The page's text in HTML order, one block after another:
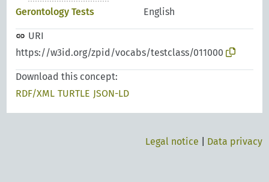
Gerontology Tests
English
URI
https://w3id.org/zpid/vocabs/testclass/011000
Download this concept:
RDF/XML TURTLE JSON-LD
Legal notice Data privacy